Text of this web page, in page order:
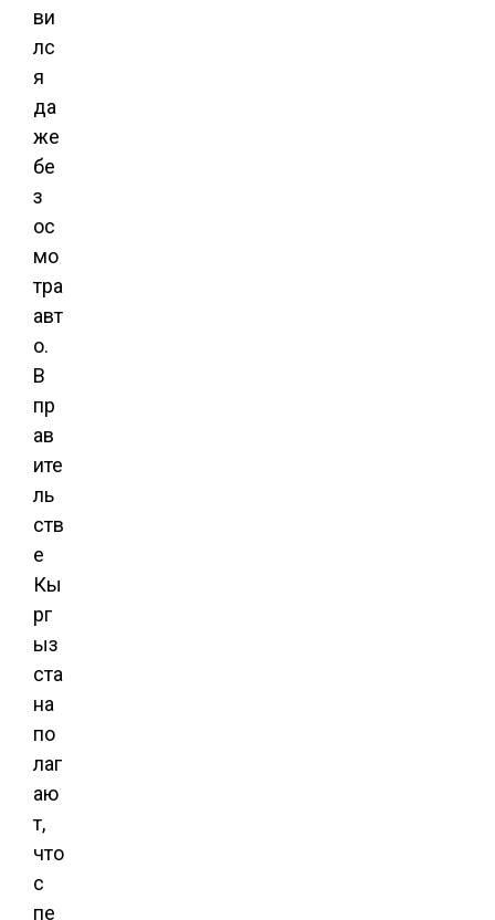
ви
лс
я
да
же
бе
з
ос
мо
тра
авт
о.
В
пр
ав
ите
ль
ств
е
Кы
рг
ыз
ста
на
по
лаг
аю
т,
что
с
пе